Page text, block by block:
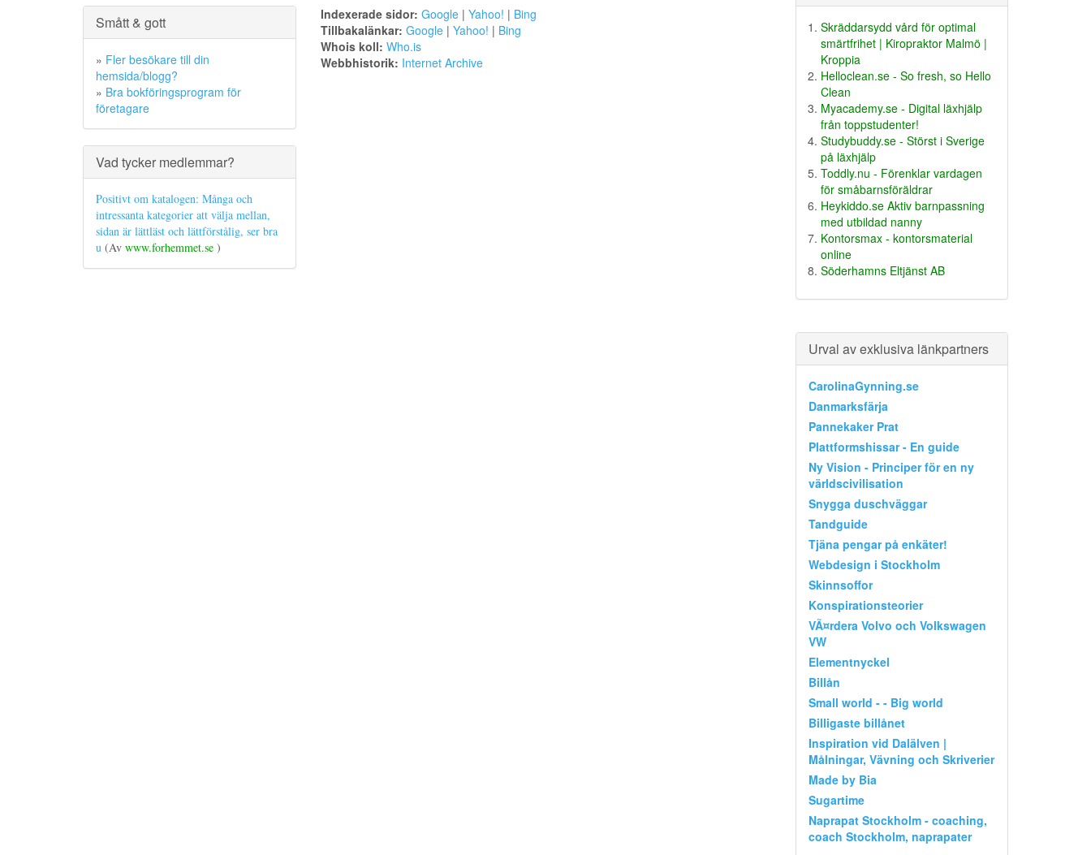
Smått & gott
» Fler besökare till din
hemsida/blogg?
» Bra bokföringsprogram för
företagare
Vad tycker medlemmar?
Positivt om katalogen: Många och
intressanta kategorier att välja mellan,
sidan är lättläst och lättförstålig, ser bra
u (Av www.forhemmet.se )
Indexerade sidor: Google| Yahoo! | Bing
Tillbakalänkar: Google| Yahoo! | Bing
Whois koll: Who.is
Webbhistorik: Internet Archive
Skräddarsydd vård för optimal
smärtfrihet | Kiropraktor Malmö |
Kroppia
Helloclean.se - So fresh, so Hello
Clean
Myacademy.se - Digital läxhjälp
från toppstudenter!
Studybuddy.se - Störst i Sverige
på läxhjälp
Toddly.nu - Förenklar vardagen
för småbarnsföräldrar
Heykiddo.se Aktiv barnpassning
med utbildad nanny
Kontorsmax - kontorsmaterial
online
Söderhamns Eltjänst AB
Urval av exklusiva länkpartners
CarolinaGynning.se
Danmarksfärja
Pannekaker Prat
Plattformshissar - En guide
Ny Vision - Principer för en ny
världscivilisation
Snygga duschväggar
Tandguide
Tjäna pengar på enkäter!
Webdesign i Stockholm
Skinnsoffor
Konspirationsteorier
VÃ¤rdera Volvo och Volkswagen
VW
Elementnyckel
Billån
Small world - - Big world
Billigaste billånet
Inspiration vid Dalälven |
Målningar, Vävning och Skriverier
Made by Bia
Sugartime
Naprapat Stockholm - coaching,
coach Stockholm, naprapater